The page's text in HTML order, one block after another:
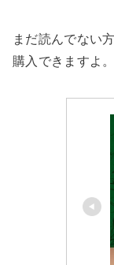
まだ読んでない
購入できますよ。